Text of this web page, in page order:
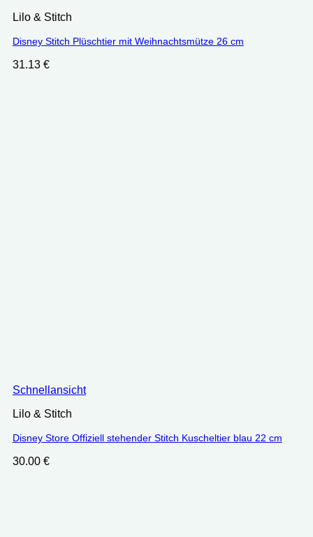
Lilo & Stitch
Disney Stitch Plüschtier mit Weihnachtsmütze 26 cm
31.13 €
Schnellansicht
Lilo & Stitch
Disney Store Offiziell stehender Stitch Kuscheltier blau 22 cm
30.00 €